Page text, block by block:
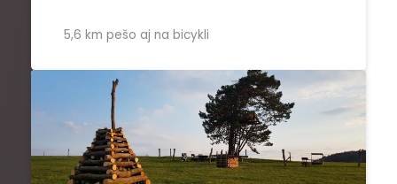
5,6 km pešo aj na bicykli